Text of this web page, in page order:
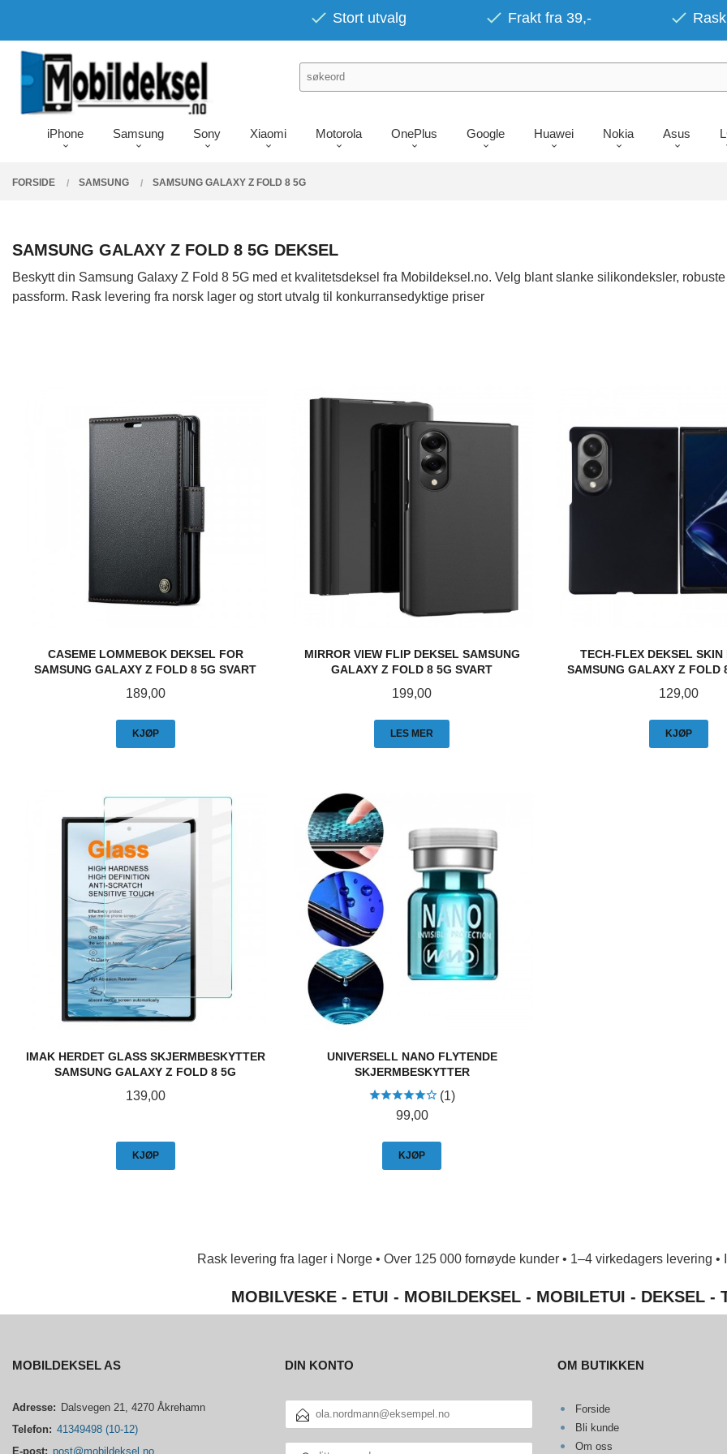
innholdet
Stort utvalg Frakt fra 39,-
iPhone Samsung Sony Xiaomi Motorola OnePlus Google Huawei Nokia Asus
FORSIDE SAMSUNG SAMSUNG GALAXY Z FOLD 8 5G
SAMSUNG GALAXY Z FOLD 8 5G DEKSEL
Beskytt din Samsung Galaxy Z Fold 8 5G med et kvalitetsdeksel fra Mobildeksel.no. Velg blant slanke silikondeksler,
passform. Rask levering fra norsk lager og stort utvalg til konkurransedyktige priser
CASEME LOMMEBOK DEKSEL FOR
SAMSUNG GALAXY Z FOLD 8 5G SVART
Pris
189,00
KJØP
MIRROR VIEW FLIP DEKSEL SAMSUNG
GALAXY Z FOLD 8 5G SVART
Pris
199,00
LES MER
TECH-FLEX DEKSEL SKIN
SAMSUNG GALAXY Z FOLD
Pris
129,00
KJØP
IMAK HERDET GLASS SKJERMBESKYTTER
SAMSUNG GALAXY Z FOLD 8 5G
Pris
139,00
KJØP
UNIVERSELL NANO FLYTENDE
SKJERMBESKYTTER
(1)
Pris
99,00
KJØP
Rask levering fra lager i Norge • Over 125 000 fornøyde kunder • 1–4 virkedagers levering
MOBILVESKE - ETUI - MOBILDEKSEL - MOBILETUI - DEKSEL -
MOBILDEKSEL AS
Adresse: Dalsvegen 21, 4270 Åkrehamn
Telefon: 41349498 (10-12)
E-post: post@mobildeksel.no
DIN KONTO
POSTADRESSE
OM BUTIKKEN
Forside
Bli kunde
Om oss